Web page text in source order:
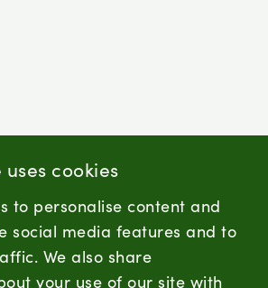
cookies
to personalise content and
social media features and to
We also share
your use of our site with